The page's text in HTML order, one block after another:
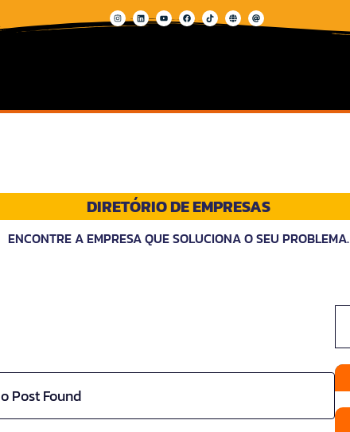
DIRETÓRIO DE EMPRESAS
ENCONTRE A EMPRESA QUE SOLUCIONA O SEU PROBLEMA.
Post Found